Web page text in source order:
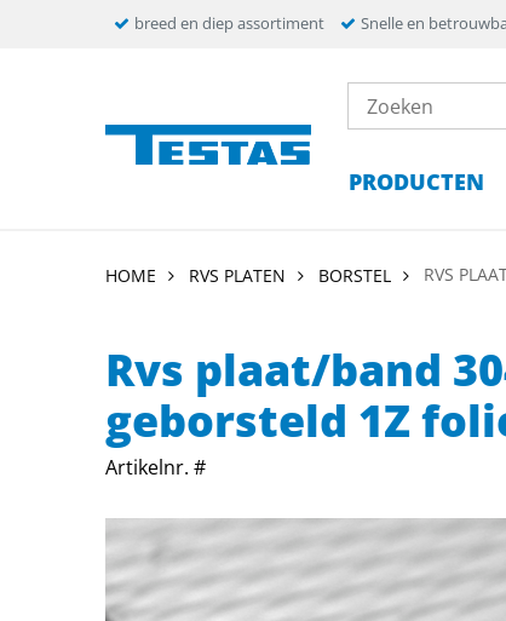
breed en diep assortiment Snelle en
PRODUCTEN
HOME RVS PLATEN BORSTEL RVS
Rvs plaat/band
geborsteld 1Z
Artikelnr. #